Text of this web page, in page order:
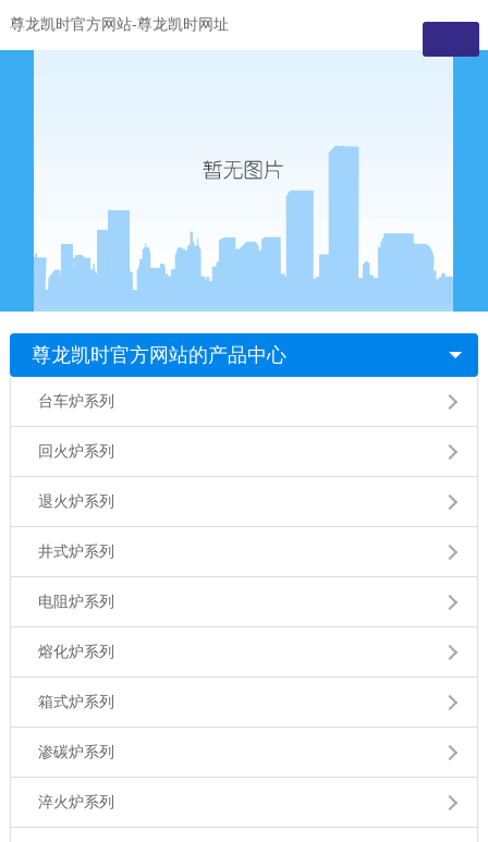
尊龙凯时官方网站-尊龙凯时网址
尊龙凯时官方网站的产品中心
台车炉系列
回火炉系列
退火炉系列
井式炉系列
电阻炉系列
熔化炉系列
箱式炉系列
渗碳炉系列
淬火炉系列